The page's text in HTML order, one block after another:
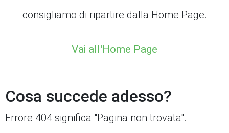
consigliamo di ripartire dalla Home Page.
Vai all'Home Page
Cosa succede adesso?
Errore 404 significa "Pagina non trovata".